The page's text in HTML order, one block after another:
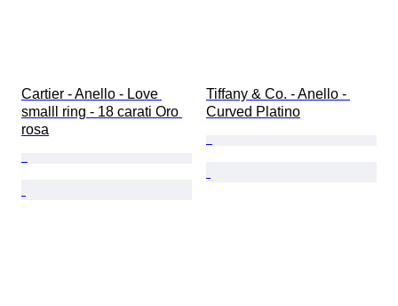
Cartier - Anello - Love
smalll ring - 18 carati Oro
rosa
Tiffany & Co. - Anello -
Curved Platino